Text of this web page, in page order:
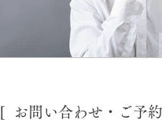
[ お問い合わせ・ご予